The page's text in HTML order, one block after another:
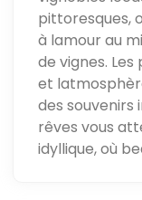
pittoresques,
à lamour au
de vignes.
et
des souvenirs
rêves vous
idyllique, où